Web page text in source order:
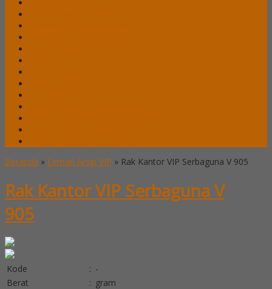
Beranda » Lemari Arsip VIP » Rak Kantor VIP Serbaguna V 905
Rak Kantor VIP Serbaguna V
905
Kode : -
Berat
: gram